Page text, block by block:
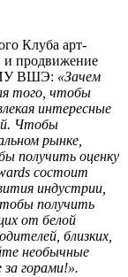
Клуба арт-
и продвижение
ВШЭ: «Зачем
того, чтобы
интересные
Чтобы
рынке,
получить оценку
состоит
индустрии,
получить
от белой
близких,
необычные
горами!».